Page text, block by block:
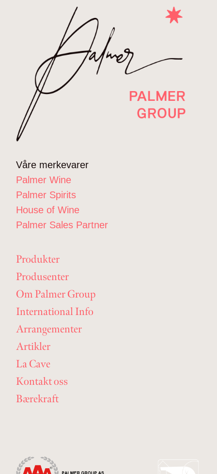
Våre merkevarer
Palmer Wine
Palmer Spirits
House of Wine
Palmer Sales Partner
Produkter
Produsenter
Om Palmer Group
International Info
Arrangementer
Artikler
La Cave
Kontakt oss
Bærekraft